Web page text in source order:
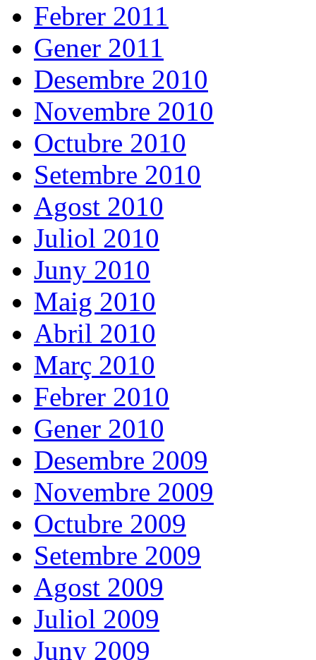
Febrer 2011
Gener 2011
Desembre 2010
Novembre 2010
Octubre 2010
Setembre 2010
Agost 2010
Juliol 2010
Juny 2010
Maig 2010
Abril 2010
Març 2010
Febrer 2010
Gener 2010
Desembre 2009
Novembre 2009
Octubre 2009
Setembre 2009
Agost 2009
Juliol 2009
Juny 2009